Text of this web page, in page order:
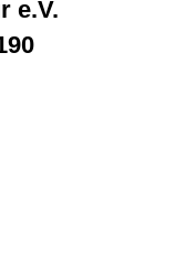
e.V.